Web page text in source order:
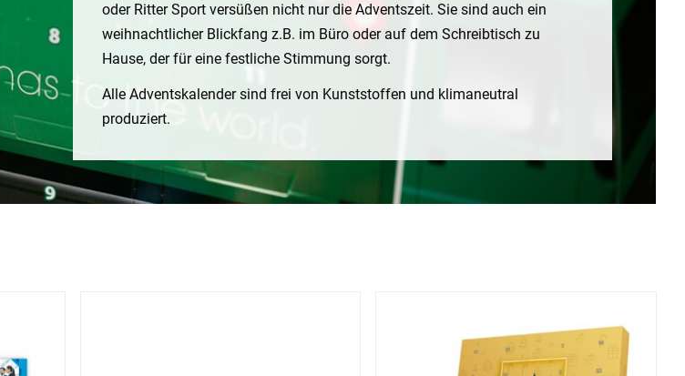
oder Ritter Sport versüßen nicht nur die Adventszeit. Sie sind auch ein
weihnachtlicher Blickfang z.B. im Büro oder auf dem Schreibtisch zu
Hause, der für eine festliche Stimmung sorgt.
Alle Adventskalender sind frei von Kunststoffen und klimaneutral
produziert.